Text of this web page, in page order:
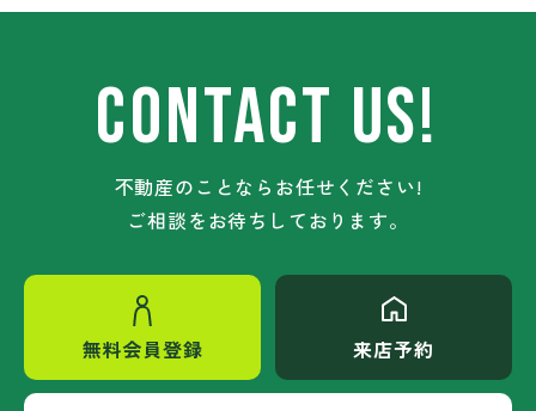
CONTACT US!
不動産のことならお任せください!
ご相談をお待ちしております。
無料会員登録 来店予約